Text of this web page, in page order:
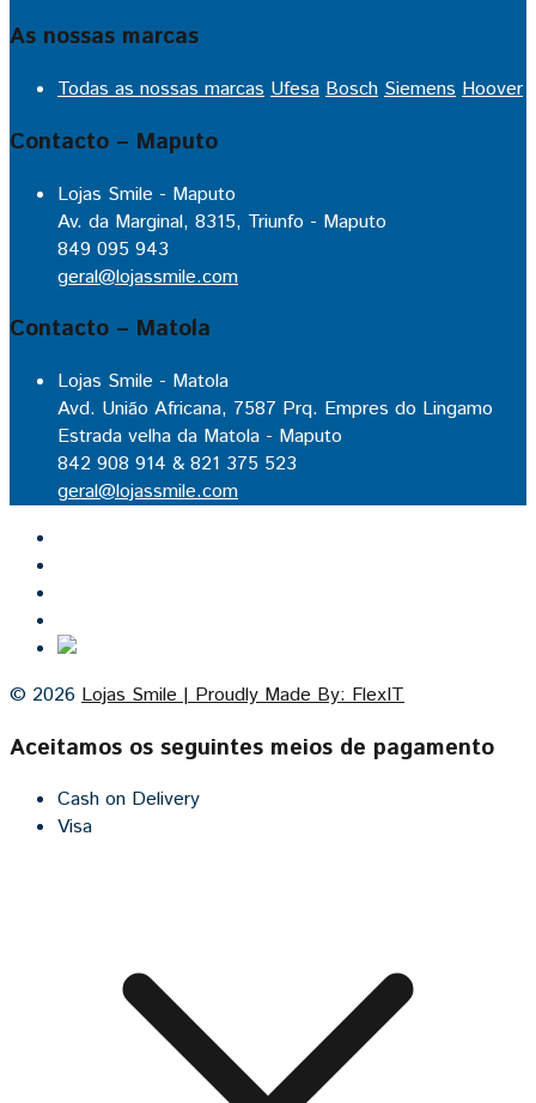
As nossas marcas
Todas as nossas marcas Ufesa Bosch Siemens Hoover
Contacto – Maputo
Lojas Smile - Maputo
Av. da Marginal, 8315, Triunfo - Maputo
849 095 943
geral@lojassmile.com
Contacto – Matola
Lojas Smile - Matola
Avd. União Africana, 7587 Prq. Empres do Lingamo
Estrada velha da Matola - Maputo
842 908 914 & 821 375 523
geral@lojassmile.com
© 2026 Lojas Smile | Proudly Made By: FlexIT
Aceitamos os seguintes meios de pagamento
Cash on Delivery
Visa